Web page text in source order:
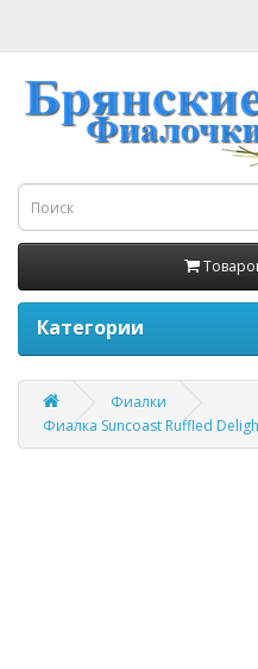
Категории
Фиалки
Фиалка Suncoast Ruffled